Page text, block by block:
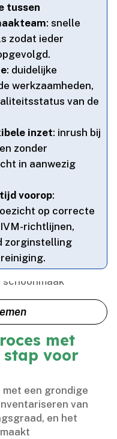
tussen
: snelle
zodat ieder
: duidelijke
werkzaamheden,
van de
inzet: inrush bij
zonder
in aanwezig
voorop:
op correcte
richtlijnen,
zorginstelling
met
voor
een grondige
van
en het